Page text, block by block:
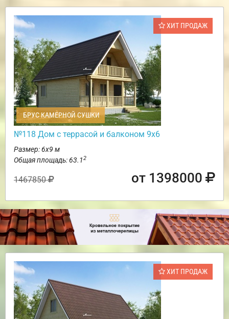
ХИТ ПРОДАЖ
БРУС КАМЕРНОЙ СУШКИ
№118 Дом с террасой и балконом 9х6
Размер: 6х9 м
Общая площадь: 63.12
1467850 от 1398000
ХИТ ПРОДАЖ